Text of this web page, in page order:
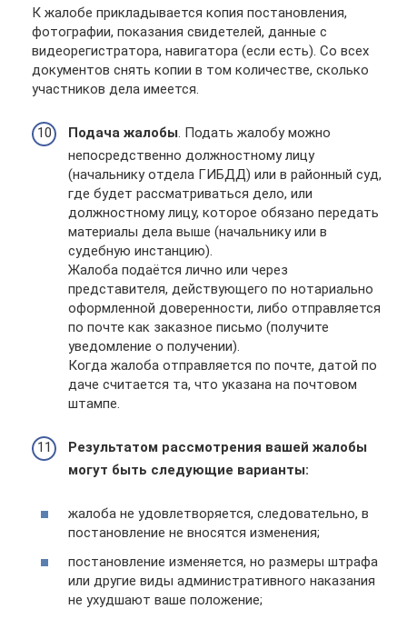
К жалобе прикладывается копия постановления,
фотографии, показания свидетелей, данные с
видеорегистратора, навигатора (если есть). Со всех
документов снять копии в том количестве, сколько
участников дела имеется.
Подача жалобы. Подать жалобу можно
непосредственно должностному лицу
(начальнику отдела ГИБДД) или в районный суд,
где будет рассматриваться дело, или
должностному лицу, которое обязано передать
материалы дела выше (начальнику или в
судебную инстанцию).
Жалоба подаётся лично или через
представителя, действующего по нотариально
оформленной доверенности, либо отправляется
по почте как заказное письмо (получите
уведомление о получении).
Когда жалоба отправляется по почте, датой по
даче считается та, что указана на почтовом
штампе.
Результатом рассмотрения вашей жалобы
могут быть следующие варианты:
жалоба не удовлетворяется, следовательно, в
постановление не вносятся изменения;
постановление изменяется, но размеры штрафа
или другие виды административного наказания
не ухудшают ваше положение;